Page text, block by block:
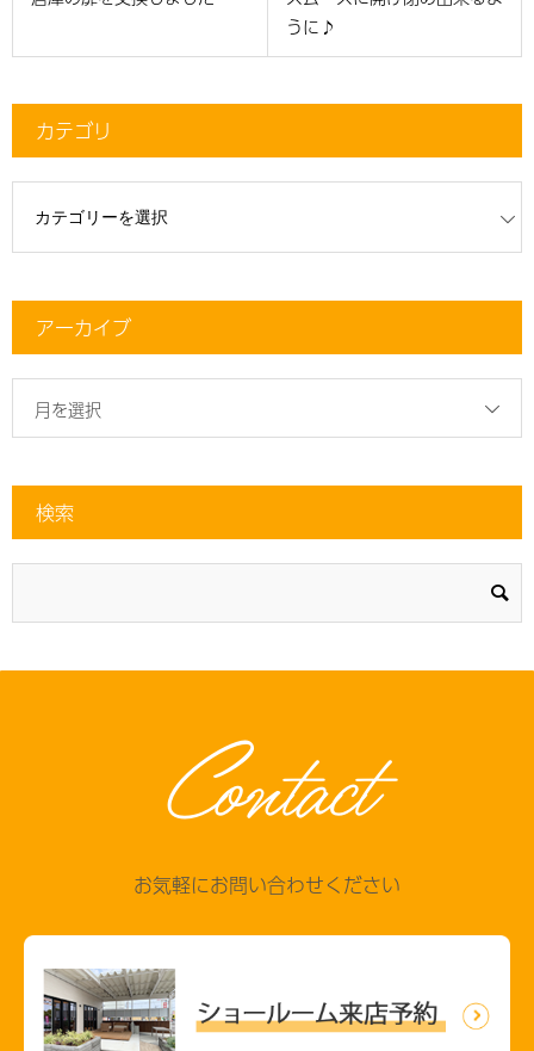
うに♪
カテゴリ
アーカイブ
月を選択
検索
Contact
お気軽にお問い合わせください